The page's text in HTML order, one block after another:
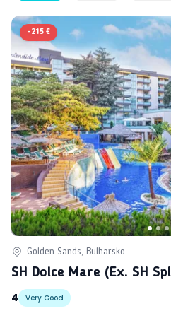
-215 €
Golden Sands, Bulharsko
SH Dolce Mare (ex. SH
4
Very Good